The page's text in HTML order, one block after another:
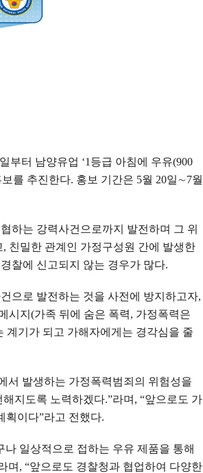
일부터 남양유업 ‘1 등급 아침에 우유(900
를 추진한다. 홍보 기간은 5월 20일∼7월
하는 강력사건으로까지 발전하며 그 위
, 친밀한 관계인 가정구성원 간에 발생한
찰에 신고되지 않는 경우가 많다.
으로 발전하는 것을 사전에 방지하고자,
시지 (가족 뒤에 숨은 폭력, 가정폭력은
계기가 되고 가해자에게는 경각심을 줄
서 발생하는 가정폭력범죄의 위험성을
지도록 노력하겠다.”라며 , “앞으로도 가
획이다”라고 전했다.
나 일상적으로 접하는 우유 제품을 통해
며 , “앞으로도 경찰청과 협업하여 다양한